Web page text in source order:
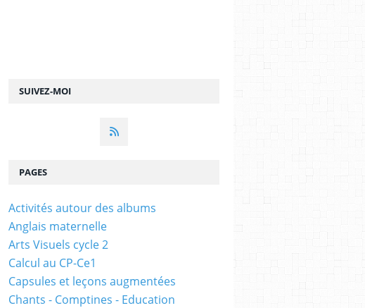
SUIVEZ-MOI
PAGES
Activités autour des albums
Anglais maternelle
Arts Visuels cycle 2
Calcul au CP-Ce1
Capsules et leçons augmentées
Chants - Comptines - Education